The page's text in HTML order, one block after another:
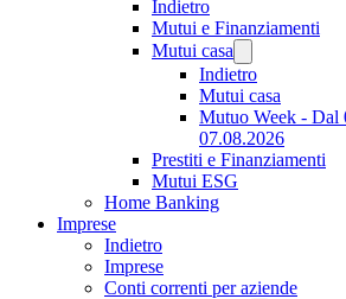
Indietro
Mutui e Finanziamenti
Mutui casa
Indietro
Mutui casa
Mutuo Week - Dal
07.08.2026
Prestiti e Finanziamenti
Mutui ESG
Home Banking
Imprese
Indietro
Imprese
Conti correnti per aziende